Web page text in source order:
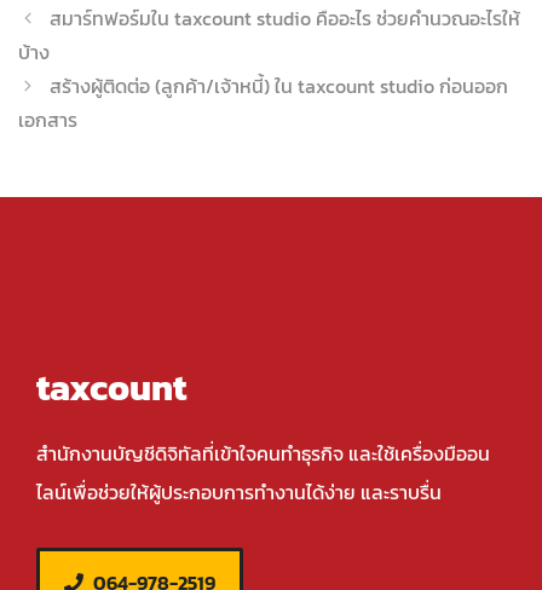
สมาร์ทฟอร์มใน taxcount studio คืออะไร ช่วยคำนวณอะไรให้
บ้าง
สร้างผู้ติดต่อ (ลูกค้า/เจ้าหนี้) ใน taxcount studio ก่อนออก
เอกสาร
taxcount
สำนักงานบัญชีดิจิทัลที่เข้าใจคนทำธุรกิจ และใช้เครื่องมืออน
ไลน์เพื่อช่วยให้ผู้ประกอบการทำงานได้ง่าย และราบรื่น
064-978-2519